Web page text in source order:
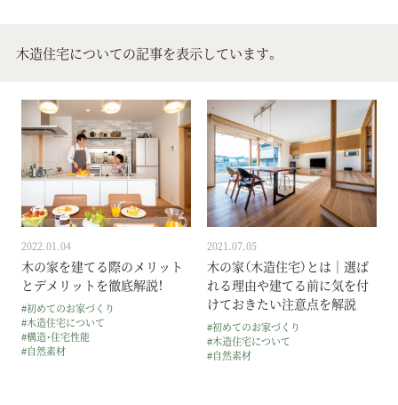
木造住宅についての記事を表示しています。
2022.01.04
木の家を建てる際のメリット
とデメリットを徹底解説！
#初めてのお家づくり
#木造住宅について
#構造・住宅性能
#自然素材
2021.07.05
木の家（木造住宅）とは｜選ば
れる理由や建てる前に気を付
けておきたい注意点を解説
#初めてのお家づくり
#木造住宅について
#自然素材